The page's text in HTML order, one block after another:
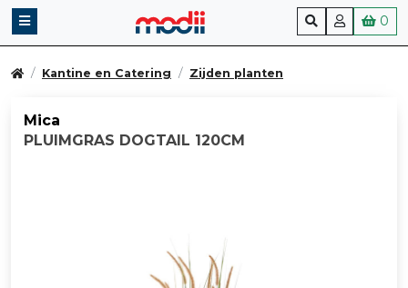
0
Kantine en Catering Zijden planten
Mica
PLUIMGRAS DOGTAIL 120CM